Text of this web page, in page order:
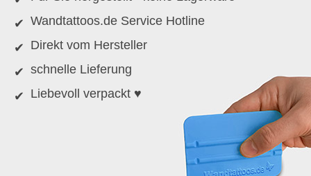
Wandtattoos.de Service Hotline
Direkt vom Hersteller
schnelle Lieferung
Liebevoll verpackt ♥